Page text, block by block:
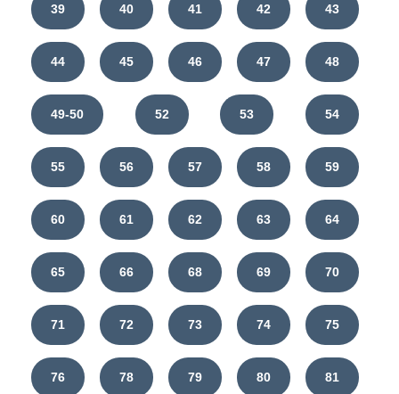
39 40 41 42 43
44 45 46 47 48
49-50 52 53 54
55 56 57 58 59
60 61 62 63 64
65 66 68 69 70
71 72 73 74 75
76 78 79 80 81